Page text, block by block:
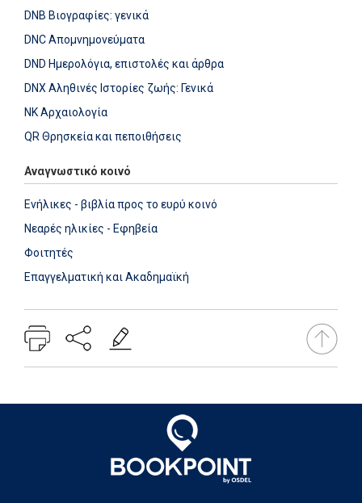
DNB Βιογραφίες: γενικά
DNC Απομνημονεύματα
DND Ημερολόγια, επιστολές και άρθρα
DNX Αληθινές Ιστορίες ζωής: Γενικά
NK Αρχαιολογία
QR Θρησκεία και πεποιθήσεις
Αναγνωστικό κοινό
Ενήλικες - βιβλία προς το ευρύ κοινό
Νεαρές ηλικίες - Εφηβεία
Φοιτητές
Επαγγελματική και Ακαδημαϊκή